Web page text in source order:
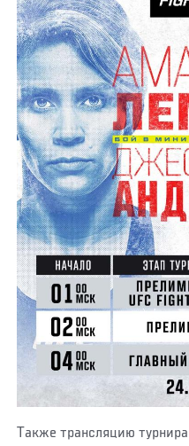
Также трансляцию